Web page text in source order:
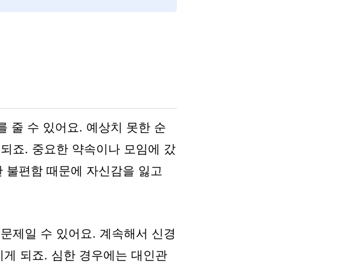
줄 수 있어요. 예상치 못한 순
죠. 중요한 약속이나 모임에 갔
편함 때문에 자신감을 잃고
제일 수 있어요. 계속해서 신경
되죠. 심한 경우에는 대인관